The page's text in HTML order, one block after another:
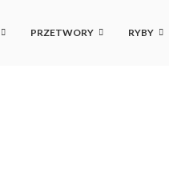
PRZETWORY RYBY